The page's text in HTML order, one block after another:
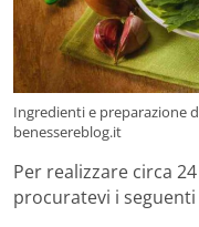
Ingredienti e preparazione
benessereblog.it
Per realizzare circa
procuratevi i